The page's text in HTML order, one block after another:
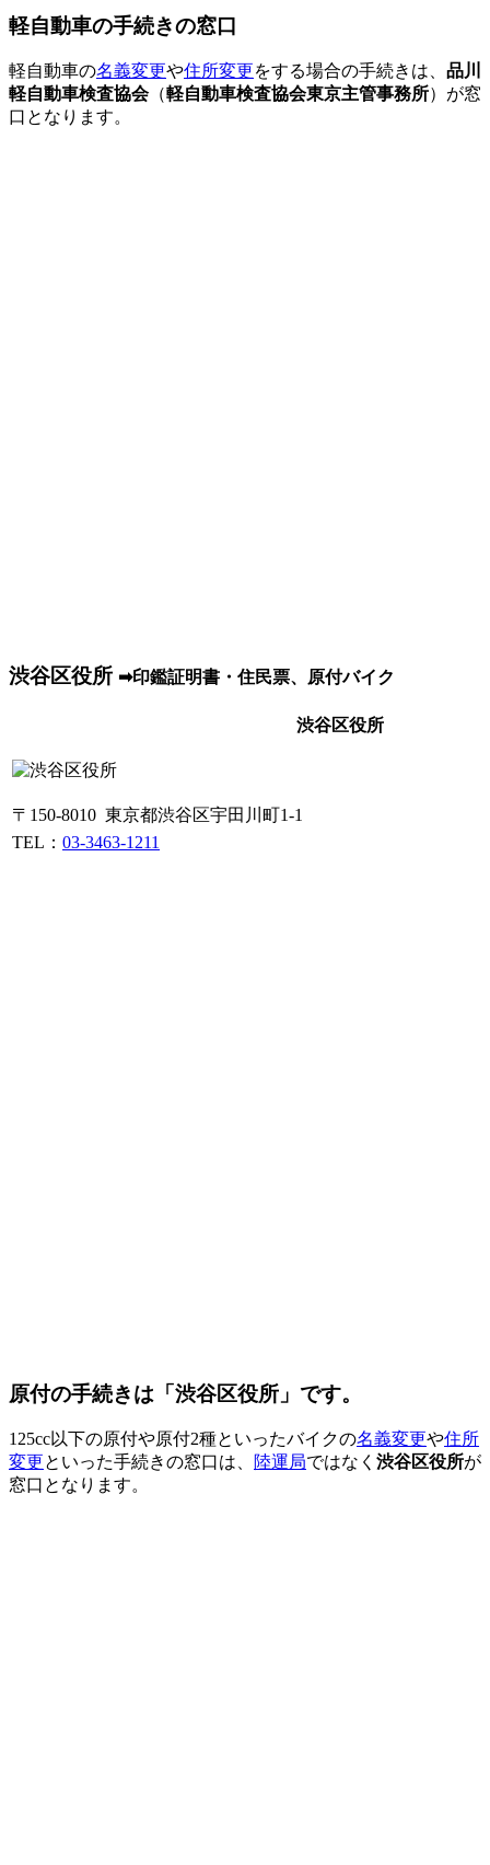
軽自動車の手続きの窓口
軽自動車の名義変更や住所変更をする場合の手続きは、 品川
軽自動車検査協会（軽自動車検査協会東京主管事務所）が窓
口となります。
渋谷区役所 ➡印鑑証明書・住民票、原付バイク
渋谷区役所
〒150-8010 東京都渋谷区宇田川町1-1
TEL： 03-3463-1211
原付の手続きは「渋谷区役所」です。
125cc以下の原付や原付2種といったバイクの名義変更や住所
変更といった手続きの窓口は、 陸運局ではなく 渋谷区役所が
窓口となります。